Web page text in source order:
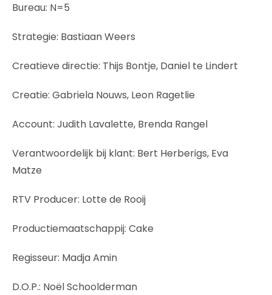
Bureau: N=5
Strategie: Bastiaan Weers
Creatieve directie: Thijs Bontje, Daniel te Lindert
Creatie: Gabriela Nouws, Leon Ragetlie
Account: Judith Lavalette, Brenda Rangel
Verantwoordelijk bij klant: Bert Herberigs, Eva
Matze
RTV Producer: Lotte de Rooij
Productiemaatschappij: Cake
Regisseur: Madja Amin
D.O.P.: Noël Schoolderman